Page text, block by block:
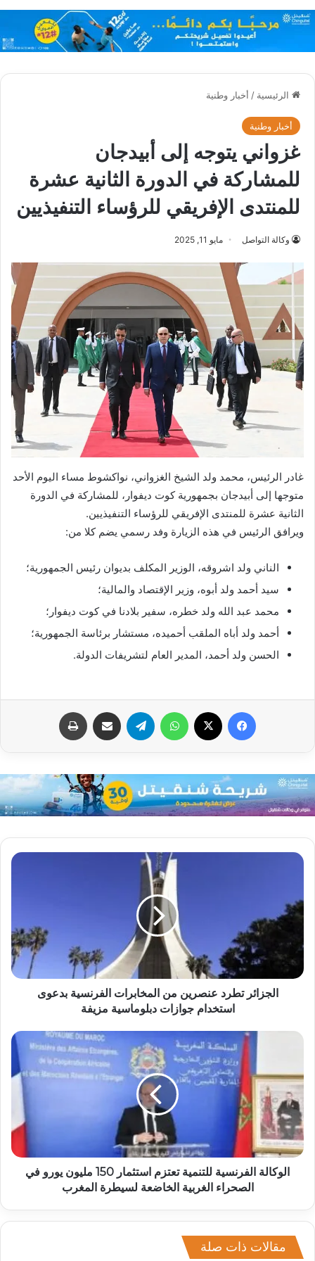
الرئيسية / أخبار وطنية
أخبار وطنية
غزواني يتوجه إلى أبيدجان
للمشاركة في الدورة الثانية عشرة
للمنتدى الإفريقي للرؤساء التنفيذيين
وكالة التواصل مايو 11, 2025
غادر الرئيس، محمد ولد الشيخ الغزواني، نواكشوط مساء اليوم الأحد
متوجها إلى أبيدجان بجمهورية كوت ديفوار، للمشاركة في الدورة
الثانية عشرة للمنتدى الإفريقي للرؤساء التنفيذيين.
ويرافق الرئيس في هذه الزيارة وفد رسمي يضم كلا من:
الناني ولد اشروقه، الوزير المكلف بديوان رئيس الجمهورية؛
سيد أحمد ولد أبوه، وزير الإقتصاد والمالية؛
محمد عبد الله ولد خطره، سفير بلادنا في كوت ديفوار؛
أحمد ولد أباه الملقب أحميده، مستشار برئاسة الجمهورية؛
الحسن ولد أحمد، المدير العام لتشريفات الدولة.
فيسبوك واتساب تيلقرام مشاركة عبر البريد
الجزائر تطرد عنصرين من المخابرات الفرنسية بدعوى
استخدام جوازات دبلوماسية مزيفة
الوكالة الفرنسية للتنمية تعتزم استثمار 150 مليون يورو في
الصحراء الغربية الخاضعة لسيطرة المغرب
مقالات ذات صلة